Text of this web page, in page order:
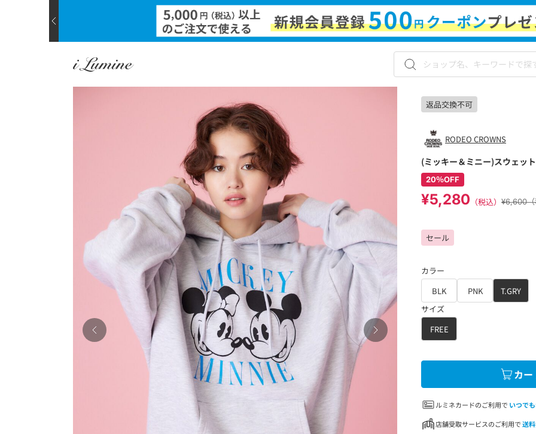
返品交換不可
RODEO CROWNS
(ミッキー＆ミニー)スウェッ
20％OFF
¥5,280 （税込） ¥6,600（
セール
カラー
BLK
PNK
T.GRY
サイズ
FREE
カ
ルミネカードのご利用で いつでも
店舗受取サービスのご利用で送